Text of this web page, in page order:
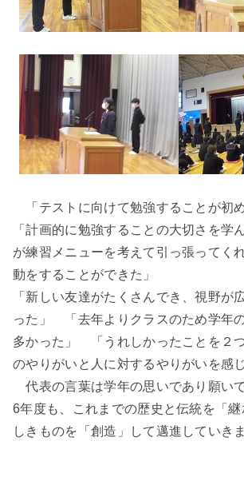
「テストに向けて勉強することが初
「計画的に勉強することの大切さを
が練習メニューを考えて引っ張ってく
動をすることができた」
「新しい友達がたくさんでき、視野が
った」 「去年よりクラスのため学年
多かった」 「うれしかったことを２
のやりがいと人に対するやりがいを感じ
代表の言葉は学年の思いであり願い
6年度も、これまでの歴史と伝統を「
しきものを「創造」して邁進していきま